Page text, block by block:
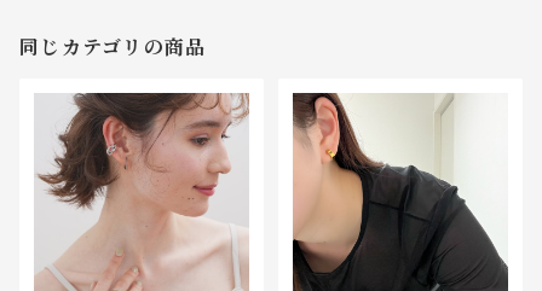
同じカテゴリの商品